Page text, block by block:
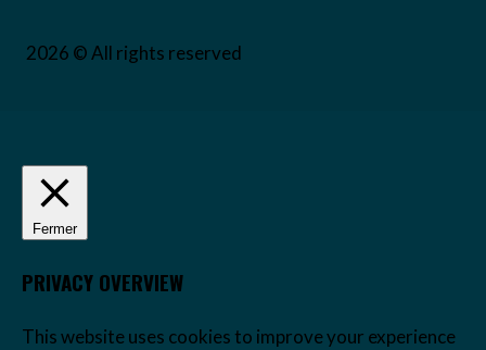
2026 © All rights reserved
Fermer
PRIVACY OVERVIEW
This website uses cookies to improve your experience